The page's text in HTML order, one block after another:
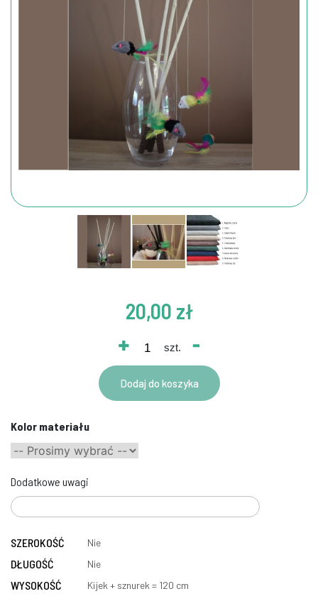
20,00 zł
+ szt. -
Dodaj do koszyka
Kolor materiału
Dodatkowe uwagi
SZEROKOŚĆ Nie
DŁUGOŚĆ Nie
WYSOKOŚĆ Kijek + sznurek = 120 cm